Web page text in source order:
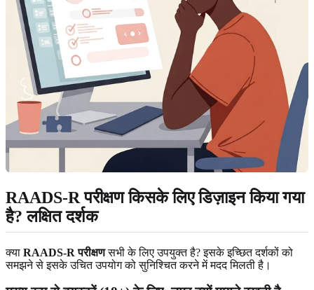
RAADS-R परीक्षण किसके लिए डिज़ाइन किया गया
है? लक्षित दर्शक
क्या RAADS-R परीक्षणसभी के लिए उपयुक्त है? इसके इच्छित दर्शकों को
समझने से इसके उचित उपयोग को सुनिश्चित करने में मदद मिलती है।